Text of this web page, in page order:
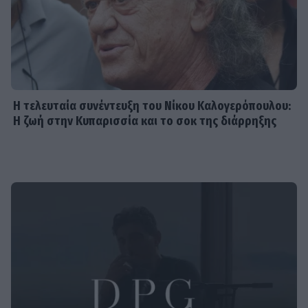
Αντίο στον φαντάρο της καρδιάς
μας: Νίκος Καλογερόπουλος, ο
τελευταίος αντάρτης της τέχνης
διακοπές τους στην πανέμορφη
Η τελευταία συνέντευξη του Νίκου Καλογερόπουλου:
Η ζωή στην Κυπαρισσία και το σοκ της διάρρηξης